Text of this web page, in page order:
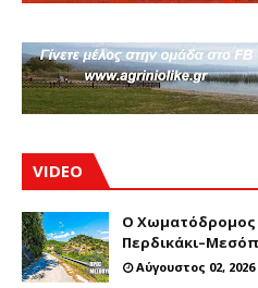
VIDEO
Ο Χωματόδρομος
Αύγουστος 02, 2026